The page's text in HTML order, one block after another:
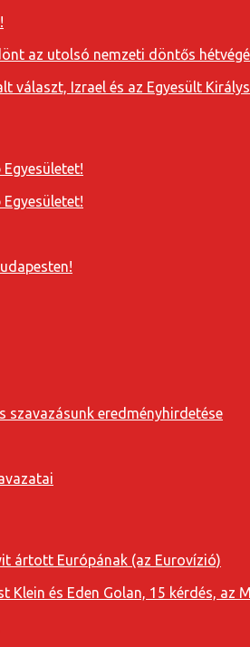
az utolsó nemzeti döntős
választ, Izrael és az Egyesült
szavazásunk eredményhirdetése
ártott Európának (az Eurovízió)
és Eden Golan, 15 kérdés, az